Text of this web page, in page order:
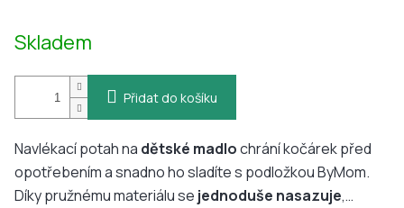
cena:
Skladem
Přidat do košíku
Navlékací potah na dětské madlochrání kočárek před
opotřebením a snadno ho sladíte s podložkou ByMom.
Díky pružnému materiálu se jednoduše nasazuje,